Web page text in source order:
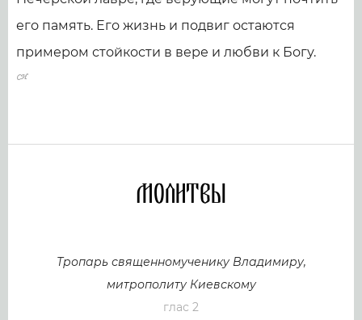
его память. Его жизнь и подвиг остаются
примером стойкости в вере и любви к Богу.
Молитвы
Тропарь священномученику Владимиру,
митрополиту Киевскому
глас 2